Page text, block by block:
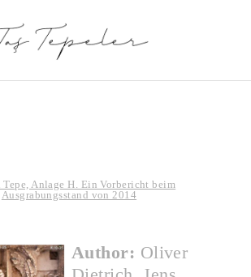
Anlage H. Ein Vorbericht beim
Ausgrabungsstand von 2014
Author: Oliver